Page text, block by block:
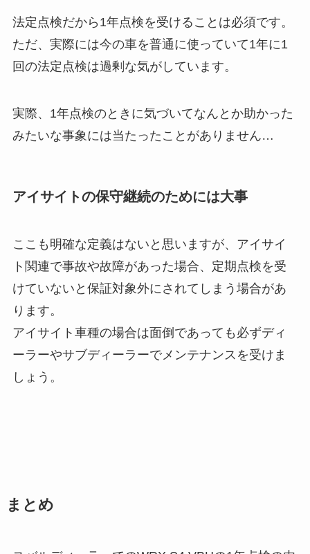
法定点検だから1年点検を受けることは必須です。
ただ、実際には今の車を普通に使っていて1年に1
回の法定点検は過剰な気がしています。
実際、1年点検のときに気づいてなんとか助かった
みたいな事象には当たったことがありません…
アイサイトの保守継続のためには大事
ここも明確な定義はないと思いますが、アイサイ
ト関連で事故や故障があった場合、定期点検を受
けていないと保証対象外にされてしまう場合があ
ります。
アイサイト車種の場合は面倒であっても必ずディ
ーラーやサブディーラーでメンテナンスを受けま
しょう。
まとめ